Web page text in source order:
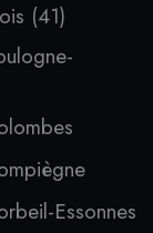
(41)
Essonnes